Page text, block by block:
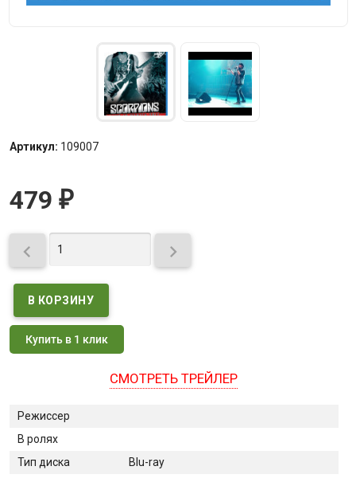
Артикул: 109007
479 ₽
 
Купить в 1 клик
СМОТРЕТЬ ТРЕЙЛЕР
Режиссер
В ролях
Тип диска
Blu-ray